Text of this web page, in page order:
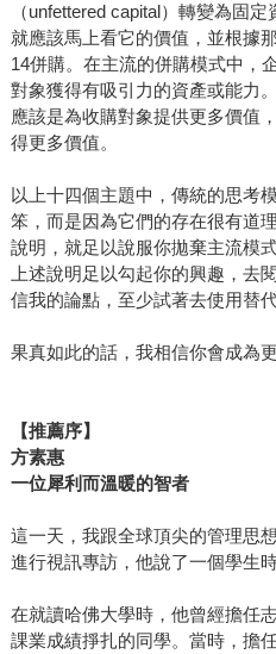
（unfettered capital）轉變為固
就應該馬上看它的價值，並根據
14併購。在主流的併購模式中，
對象獲得有吸引力的資產或能力
應該是為收購對象提供更多價值
得更多價值。
以上十四個主題中，傳統的思考
笨，而是因為它們的存在很有道
說明，就足以說服你拋棄主流模
上述說明足以勾起你的興趣，去
信我的論點，至少試著去使用替代
果真如此的話，我相信你會成為
【推薦序】
方素惠
一位犀利而溫暖的智者
這一天，我跟全球頂尖的管理思
進行視訊專訪，他說了一個學生時
在就讀哈佛大學時，他曾經擔任
課業成績掙扎的同學。當時，擔